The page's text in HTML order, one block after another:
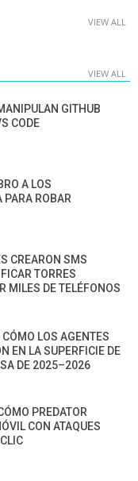
VIEW ALL
VIEW ALL
GITHUB
CODE
A LOS
PARA ROBAR
CREARON SMS
TORRES
MILES DE TELÉFONOS
LOS AGENTES
EN LA SUPERFICIE DE
DE 2025–2026
PREDATOR
CON ATAQUES